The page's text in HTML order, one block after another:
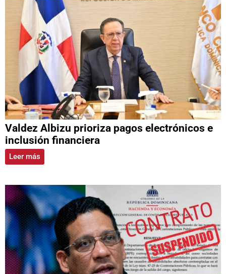
Valdez Albizu prioriza pagos electrónicos e
inclusión financiera
Leer más